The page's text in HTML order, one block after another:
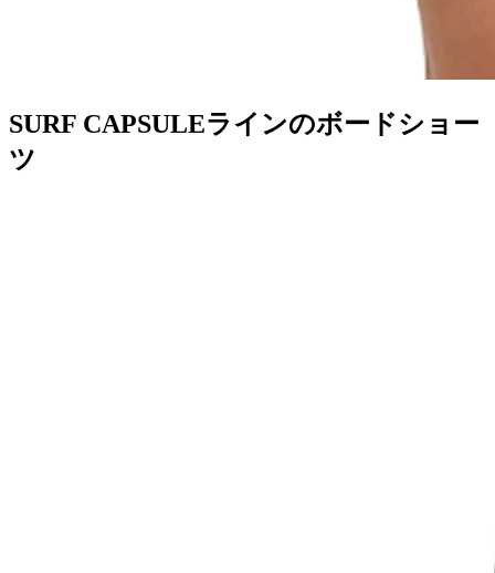
SURF CAPSULEラインのボードショー
ツ